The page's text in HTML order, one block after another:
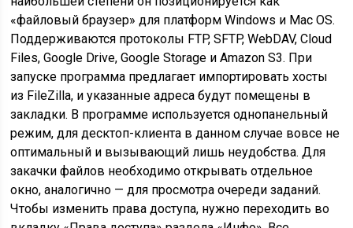
«файловый браузер» для платформ Windows и Mac OS.
Поддерживаются протоколы FTP, SFTP, WebDAV, Cloud
Files, Google Drive, Google Storage и Amazon S3. При
запуске программа предлагает импортировать хосты
из FileZilla, и указанные адреса будут помещены в
закладки. В программе используется однопанельный
режим, для десктоп-клиента в данном случае вовсе не
оптимальный и вызывающий лишь неудобства. Для
закачки файлов необходимо открывать отдельное
окно, аналогично — для просмотра очереди заданий.
Чтобы изменить права доступа, нужно переходить во